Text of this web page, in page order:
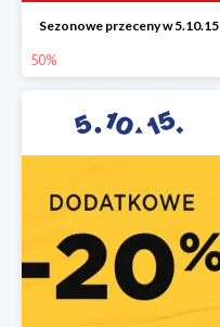
Sezonowe przeceny w 5.10.15
50%